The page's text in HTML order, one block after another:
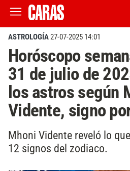
ASTROLOGÍA27-07-2025 14:01
Horóscopo
31 de julio de
los astros según
Vidente, signo
Mhoni Vidente reveló lo
12 signos del zodiaco.